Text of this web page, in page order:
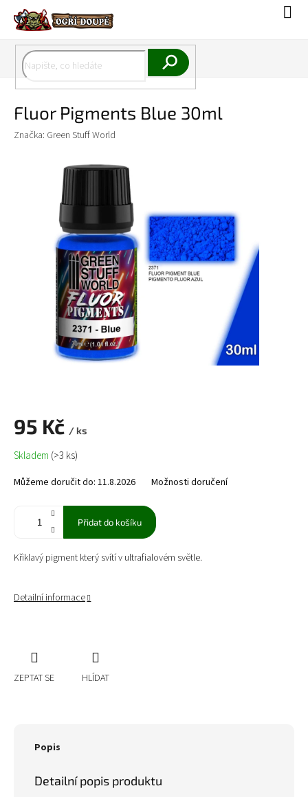
obsah
Fluor Pigments Blue 30ml
Značka: Green Stuff World
95 Kč / ks
Měrná
cena:
Skladem (>3 ks)
Můžeme doručit do: 11.8.2026 Možnosti doručení
Přidat do košíku
Křiklavý pigment který svítí v ultrafialovém světle.
Detailní informace
ZEPTAT SE HLÍDAT
Popis
Detailní popis produktu